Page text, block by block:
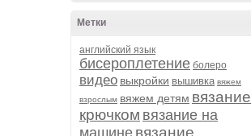
Метки
английский язык
бисероплетение болеро
видео выкройки вышивка вяжем
взрослым вяжем детям вязание
крючком вязание на
машине вязание